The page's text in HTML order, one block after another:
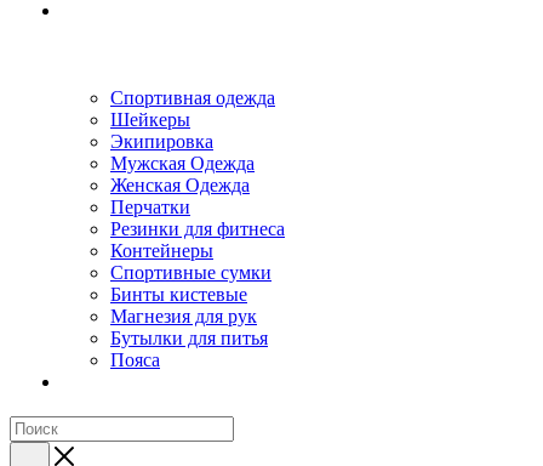
Спортивная одежда
Шейкеры
Экипировка
Мужская Одежда
Женская Одежда
Перчатки
Резинки для фитнеса
Контейнеры
Спортивные сумки
Бинты кистевые
Магнезия для рук
Бутылки для питья
Пояса